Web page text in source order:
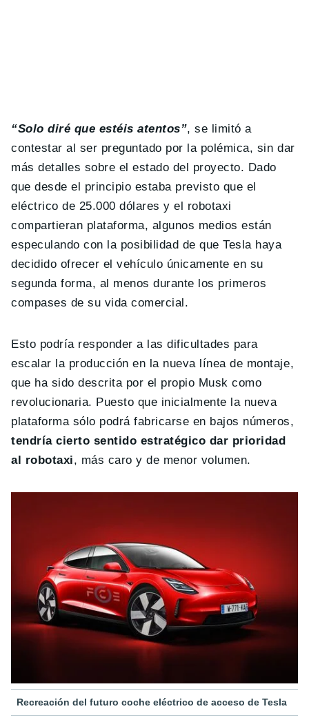
“Solo diré que estéis atentos”, se limitó a
contestar al ser preguntado por la polémica, sin dar
más detalles sobre el estado del proyecto. Dado
que desde el principio estaba previsto que el
eléctrico de 25.000 dólares y el robotaxi
compartieran plataforma, algunos medios están
especulando con la posibilidad de que Tesla haya
decidido ofrecer el vehículo únicamente en su
segunda forma, al menos durante los primeros
compases de su vida comercial.
Esto podría responder a las dificultades para
escalar la producción en la nueva línea de montaje,
que ha sido descrita por el propio Musk como
revolucionaria. Puesto que inicialmente la nueva
plataforma sólo podrá fabricarse en bajos números,
tendría cierto sentido estratégico dar prioridad
al robotaxi, más caro y de menor volumen.
Recreación del futuro coche eléctrico de acceso de Tesla